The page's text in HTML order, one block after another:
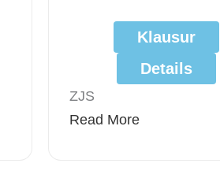
Klausur
Details
ZJS
Read More